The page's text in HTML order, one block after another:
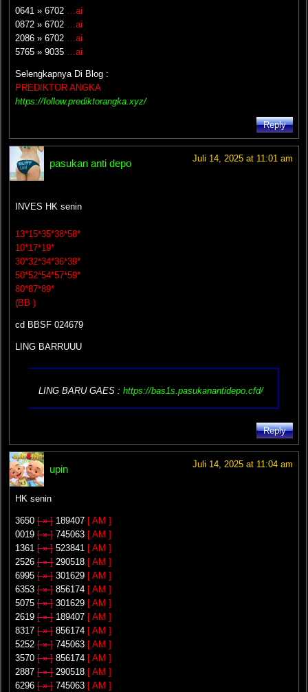
0641 » 6702 …ai
0872 » 6702 …ai
2086 » 6702 …ai
5765 » 9035 …ai
Selengkapnya Di Blog :
PREDIKTOR ANGKA
https://follow.prediktorangka.xyz/
Reply
pasukan anti depo Juli 14, 2025 at 11:01 am
INVES HK senin
13*15*35*38*58*
10*17*19*
30*32*34*36*39*
50*52*54*57*59*
80*87*89*
(BB )
cd BBSF 024679
LING BARRUUU
LING BARU GAES : https://bas1s.pasukanantidepo.cfd/
Reply
upin Juli 14, 2025 at 11:04 am
HK senin
3650 [ » ] 189407 [ AM ]
0019 [ » ] 745063 [ AM ]
1361 [ » ] 523841 [ AM ]
2526 [ » ] 290518 [ AM ]
6995 [ » ] 301629 [ AM ]
6353 [ » ] 856174 [ AM ]
5075 [ » ] 301629 [ AM ]
2619 [ » ] 189407 [ AM ]
8317 [ » ] 856174 [ AM ]
5252 [ » ] 745063 [ AM ]
3570 [ » ] 856174 [ AM ]
2887 [ » ] 290518 [ AM ]
6296 [ » ] 745063 [ AM ]